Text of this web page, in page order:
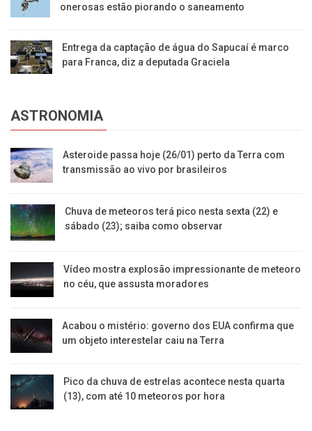
onerosas estão piorando o saneamento
Entrega da captação de água do Sapucaí é marco
para Franca, diz a deputada Graciela
ASTRONOMIA
Asteroide passa hoje (26/01) perto da Terra com
transmissão ao vivo por brasileiros
Chuva de meteoros terá pico nesta sexta (22) e
sábado (23); saiba como observar
Vídeo mostra explosão impressionante de meteoro
no céu, que assusta moradores
Acabou o mistério: governo dos EUA confirma que
um objeto interestelar caiu na Terra
Pico da chuva de estrelas acontece nesta quarta
(13), com até 10 meteoros por hora